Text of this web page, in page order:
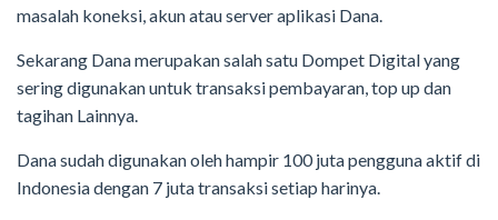
masalah koneksi, akun atau server aplikasi Dana.
Sekarang Dana merupakan salah satu Dompet Digital yang
sering digunakan untuk transaksi pembayaran, top up dan
tagihan Lainnya.
Dana sudah digunakan oleh hampir 100 juta pengguna aktif di
Indonesia dengan 7 juta transaksi setiap harinya.